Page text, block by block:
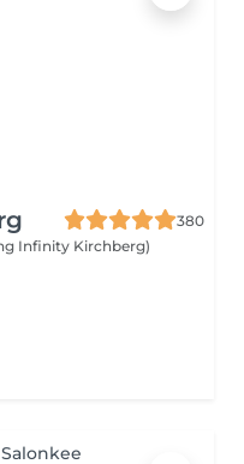
380
Infinity Kirchberg)